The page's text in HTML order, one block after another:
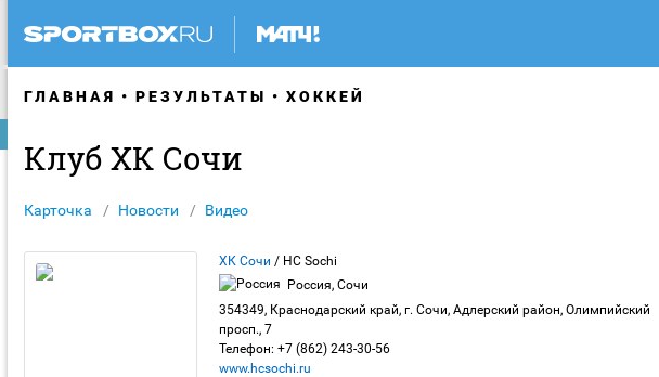
ГЛАВНАЯ РЕЗУЛЬТАТЫ ХОККЕЙ
Клуб ХК Сочи
Карточка Новости Видео
ХК Сочи / HC Sochi
Россия, Сочи
354349, Краснодарский край, г. Сочи, Адлерский район, Олимпийский
просп., 7
Телефон: +7 (862) 243-30-56
www.hcsochi.ru